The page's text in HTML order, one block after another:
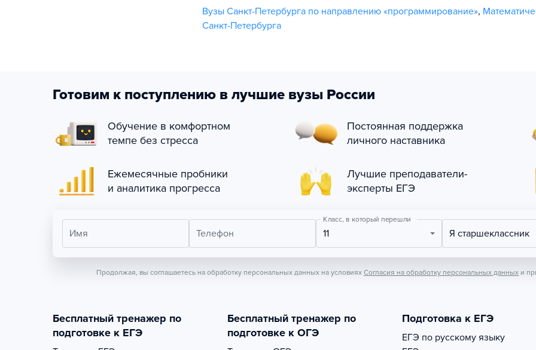
Вузы Санкт-Петербурга по направлению «программирование»,
Санкт-Петербурга
Готовим к поступлению в лучшие вузы России
Обучение в комфортном
темпе без стресса
Постоянная поддержка
личного наставника
Ежемесячные пробники
и аналитика прогресса
Лучшие преподаватели-
эксперты ЕГЭ
Имя Телефон
Класс, в который перешли
11 Я старшеклассник
Продолжая, вы соглашаетесь на обработку персональных данных на условиях Согласия на обработку персональных данных и
Бесплатный тренажер по
подготовке к ЕГЭ
Бесплатный тренажер по
подготовке к ОГЭ
Подготовка к ЕГЭ
ЕГЭ по русскому языку